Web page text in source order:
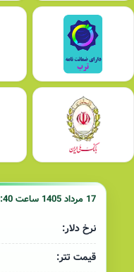
17 مرداد 1405 ساعت 06:10:40
نرخ دلار:
قیمت تتر: